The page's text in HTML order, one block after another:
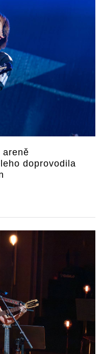
areně
doprovodila